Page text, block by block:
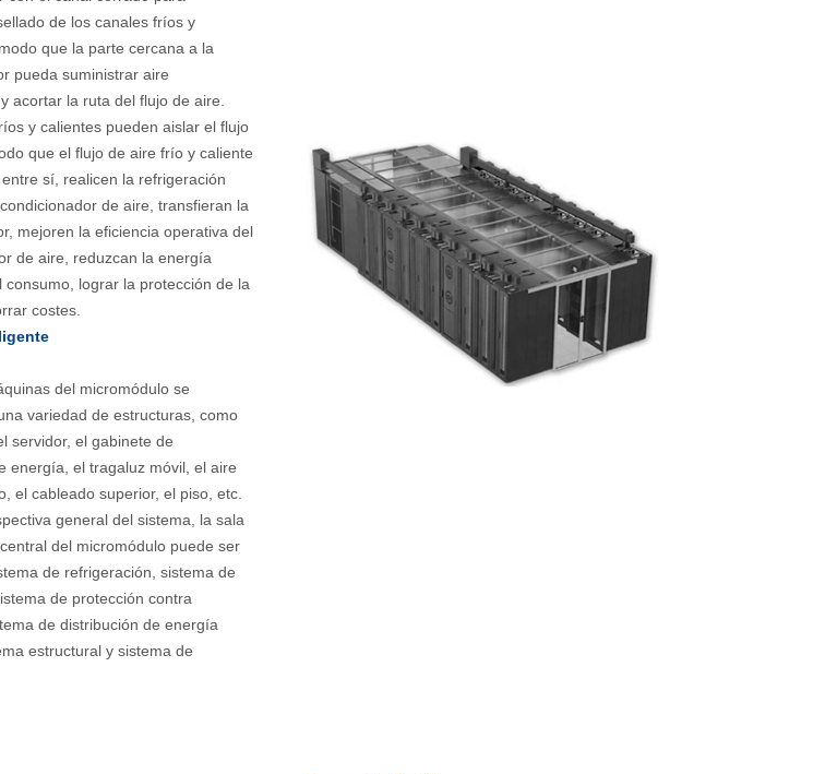
de los canales fríos y
que la parte cercana a la
pueda suministrar aire
acortar la ruta del flujo de aire.
y calientes pueden aislar el flujo
que el flujo de aire frío y caliente
sí, realicen la refrigeración
de aire, transfieran la
mejoren la eficiencia operativa del
de aire, reduzcan la energía
consumo, lograr la protección de la
costes.
del micromódulo se
variedad de estructuras, como
servidor, el gabinete de
energía, el tragaluz móvil, el aire
el cableado superior, el piso, etc.
general del sistema, la sala
del micromódulo puede ser
de refrigeración, sistema de
de protección contra
de distribución de energía
estructural y sistema de